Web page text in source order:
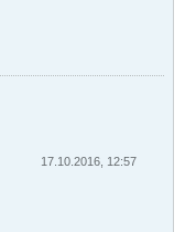
17.10.2016, 12:57